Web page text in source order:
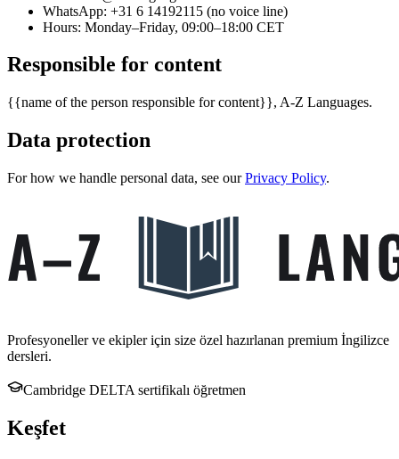
WhatsApp: +31 6 14192115 (no voice line)
Hours: Monday–Friday, 09:00–18:00 CET
Responsible for content
{{name of the person responsible for content}}, A-Z Languages.
Data protection
For how we handle personal data, see our Privacy Policy.
Profesyoneller ve ekipler için size özel hazırlanan premium İngilizce
dersleri.
Cambridge DELTA sertifikalı öğretmen
Keşfet